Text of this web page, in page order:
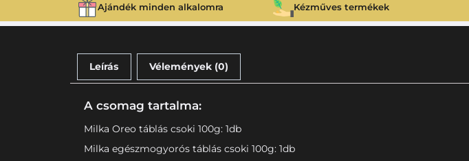
Ajándék minden alkalomra Kézműves termékek
Leírás Vélemények (0)
A csomag tartalma:
Milka Oreo táblás csoki 100g: 1db
Milka egészmogyorós táblás csoki 100g: 1db